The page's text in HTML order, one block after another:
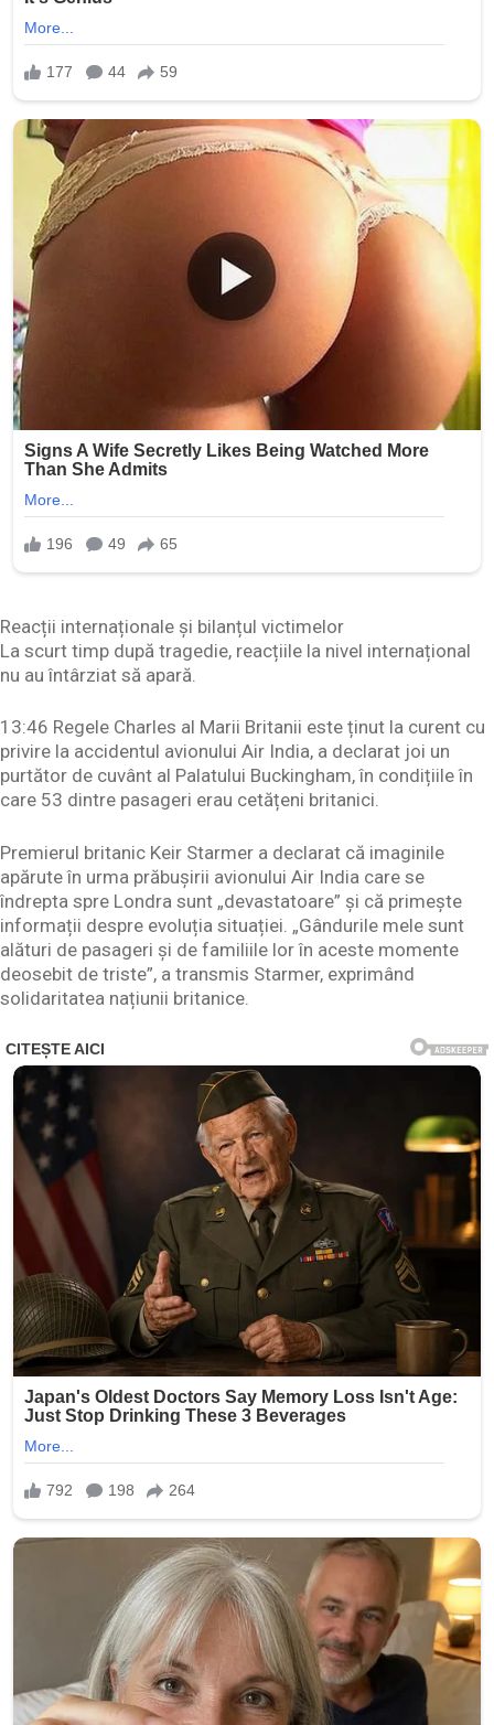
Reacții internaționale și bilanțul victimelor
La scurt timp după tragedie, reacțiile la nivel internațional
nu au întârziat să apară.
13:46 Regele Charles al Marii Britanii este ținut la curent cu
privire la accidentul avionului Air India, a declarat joi un
purtător de cuvânt al Palatului Buckingham, în condițiile în
care 53 dintre pasageri erau cetățeni britanici.
Premierul britanic Keir Starmer a declarat că imaginile
apărute în urma prăbușirii avionului Air India care se
îndrepta spre Londra sunt „devastatoare” și că primește
informații despre evoluția situației. „Gândurile mele sunt
alături de pasageri și de familiile lor în aceste momente
deosebit de triste”, a transmis Starmer, exprimând
solidaritatea națiunii britanice.